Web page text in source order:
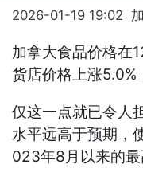
2026-01-19 19:02
加拿大食品价格在
货店价格上涨5.0%
仅这一点就已令人
水平远高于预期，
023年8月以来的最